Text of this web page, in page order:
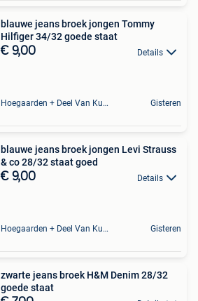
blauwe jeans broek jongen Tommy
Hilfiger 34/32 goede staat
€ 9,00 Details
Hoegaarden + Deel Van Kumtich + Deel Van Tienen Gisteren
blauwe jeans broek jongen Levi Strauss
& co 28/32 staat goed
€ 9,00 Details
Hoegaarden + Deel Van Kumtich + Deel Van Tienen Gisteren
zwarte jeans broek H&M Denim 28/32
goede staat